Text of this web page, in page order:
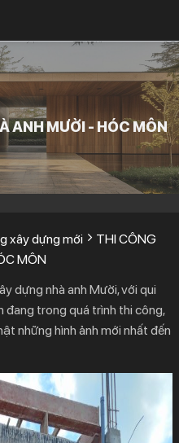
ANH MƯỜI - HÓC MÔN
xây dựng mới
THI CÔNG
MÔN
dựng nhà anh Mười, với qui
đang trong quá trình thi công,
những hình ảnh mới nhất đến